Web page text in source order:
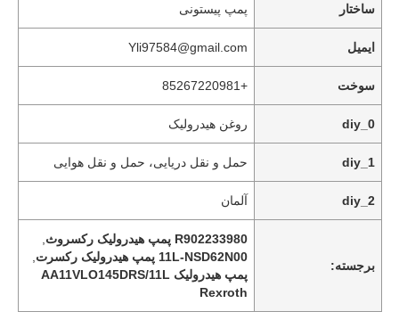
ساختار پمپ پیستونی
ایمیل Yli97584@gmail.com
سوخت +85267220981
diy_0 روغن هیدرولیک
diy_1 حمل و نقل دریایی، حمل و نقل هوایی
diy_2 آلمان
برجسته:
R902233980 پمپ هیدرولیک رکسروث
11L-NSD62N00 پمپ هیدرولیک رکسرت
پمپ هیدرولیک AA11VLO145DRS/11L
Rexroth